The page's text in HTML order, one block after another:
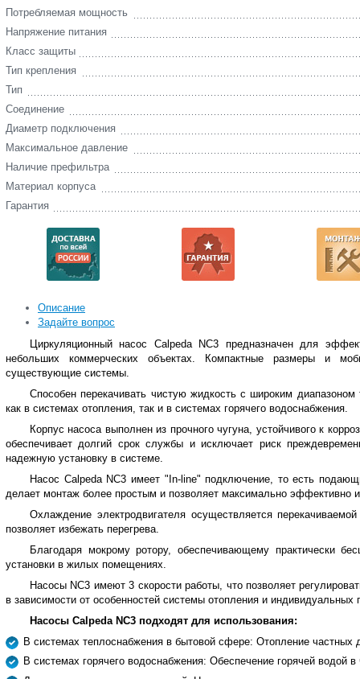
Потребляемая мощность
Напряжение питания
Класс защиты
Тип крепления
Тип
Соединение
Диаметр подключения
Максимальное давление
Наличие префильтра
Материал корпуса
Гарантия
Описание
Задайте вопрос
Циркуляционный насос Calpeda
NC3 предназначен для
небольших коммерческих объектах. Компактные размеры и
существующие системы.
Способен перекачивать чистую жидкость с широким
как в системах отопления, так и в системах горячего водоснабжения.
Корпус насоса выполнен из прочного чугуна, устойчивого к
обеспечивает долгий срок службы и исключает риск
надежную установку в системе.
Насос Calpeda NC3 имеет "In-line" подключение, то есть
делает монтаж более простым и позволяет максимально эффективно
Охлаждение электродвигателя осуществляется
позволяет избежать перегрева.
Благодаря мокрому ротору, обеспечивающему практически
установки в жилых помещениях.
Насосы NC3 имеют 3 скорости работы, что позволяет
в зависимости от особенностей системы отопления и индивидуальных
Насосы Calpeda NC3 подходят для использования:
В системах теплоснабжения в бытовой сфере: Отопление частных
В системах горячего водоснабжения: Обеспечение горячей водой